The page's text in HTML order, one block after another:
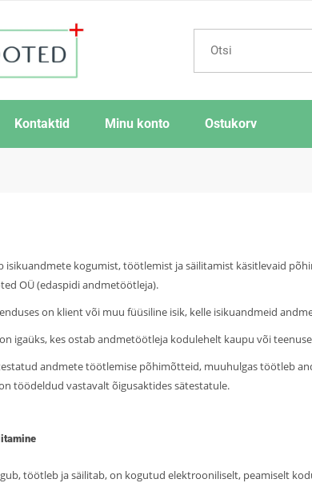
Kontaktid Minu konto Ostukorv
isikuandmete kogumist, töötlemist ja säilitamist käsitlevaid
OÜ (edaspidi andmetöötleja).
on klient või muu füüsiline isik, kelle isikuandmeid
igaüks, kes ostab andmetöötleja kodulehelt kaupu või
andmete töötlemise põhimõtteid, muuhulgas töötleb
töödeldud vastavalt õigusaktides sätestatule.
töötleb ja säilitab, on kogutud elektrooniliselt, peamiselt